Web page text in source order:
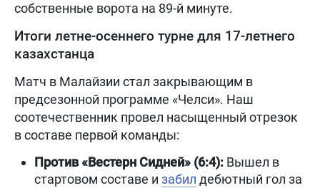
собственные ворота на 89-й минуте.
Итоги летне-осеннего турне для 17-летнего
казахстанца
Матч в Малайзии стал закрывающим в
предсезонной программе «Челси». Наш
соотечественник провел насыщенный отрезок
в составе первой команды:
Против «Вестерн Сидней» (6:4): Вышел в
стартовом составе и забил дебютный гол за